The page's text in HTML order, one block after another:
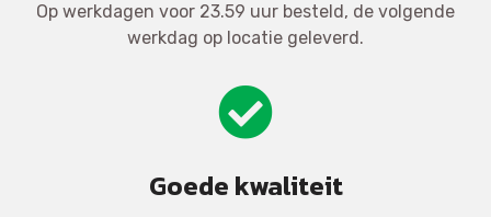
Op werkdagen voor 23.59 uur besteld, de volgende
werkdag op locatie geleverd.
Goede kwaliteit